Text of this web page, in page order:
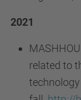
2021
related to